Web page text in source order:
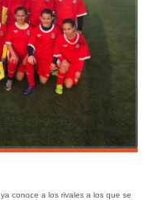
conoce a los rivales a los que se